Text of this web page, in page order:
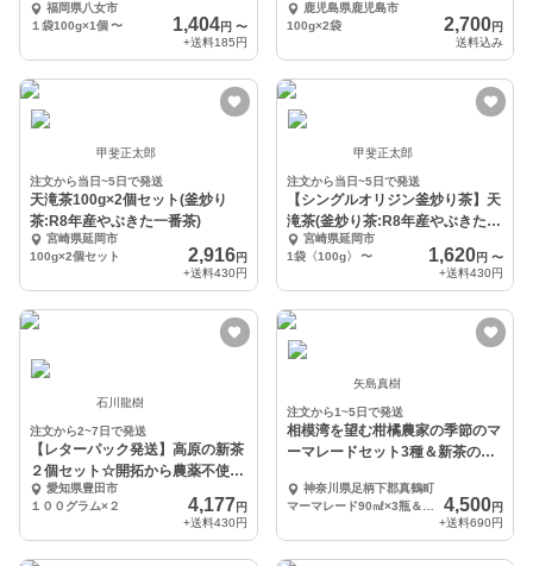
しみ下さい
福岡県八女市
１袋100g×1個 〜 1,404円 〜
+送料185円
袋 鹿児島県鹿児島市
100g×2袋
2,700円
送料込み
甲斐正太郎
注文から当日~5日で発送
天滝茶100g×2個セット(釜炒り
茶:R8年産やぶきた一番茶)
宮崎県延岡市
100g×2個セット
2,916円
+送料430円
甲斐正太郎
注文から当日~5日で発送
【シングルオリジン釜炒り茶】天
滝茶(釜炒り茶:R8年産やぶきた一
番茶)宮崎県延岡市
1袋〈100g〉
〜 1,620円 〜
+送料430円
石川龍樹
注文から2~7日で発送
【レターパック発送】高原の新茶
２個セット☆開拓から農薬不使
用！有機栽培かぶせ茶
愛知県豊田市
１００グラム×２
4,177 円
+送料430円
矢島真樹
注文から1~5日で発送
相模湾を望む柑橘農家の季節のマ
ーマレードセット3種＆新茶のセ
神奈川県足柄下郡真鶴町
4,500円
+送料690円